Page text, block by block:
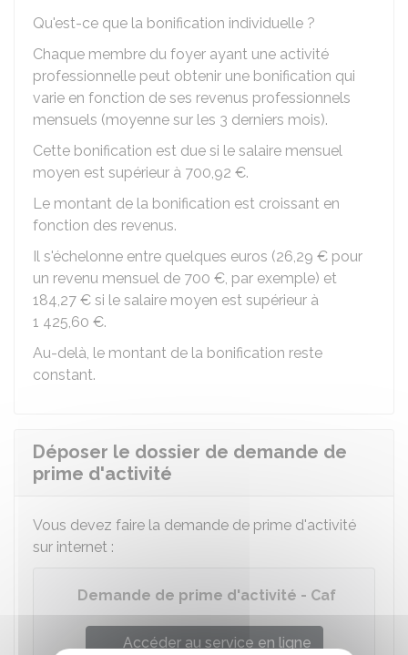
Qu'est-ce que la bonification individuelle ?
Chaque membre du foyer ayant une activité
professionnelle peut obtenir une bonification qui
varie en fonction de ses revenus professionnels
mensuels (moyenne sur les 3 derniers mois).
Cette bonification est due si le salaire mensuel
moyen est supérieur à 700,92 €.
Le montant de la bonification est croissant en
fonction des revenus.
Il s'échelonne entre quelques euros (26,29 € pour
un revenu mensuel de 700 €, par exemple) et
184,27 € si le salaire moyen est supérieur à
1 425,60 €.
Au-delà, le montant de la bonification reste
constant.
Déposer le dossier de demande de
prime d'activité
Vous devez faire la demande de prime d'activité
sur internet :
Demande de prime d'activité - Caf
Accéder au service en ligne